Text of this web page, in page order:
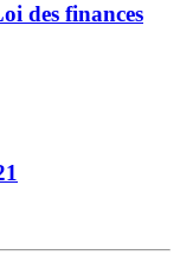
des finances